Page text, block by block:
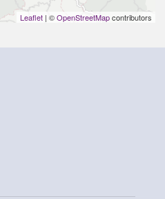
Leaflet | ©OpenStreetMapcontributors